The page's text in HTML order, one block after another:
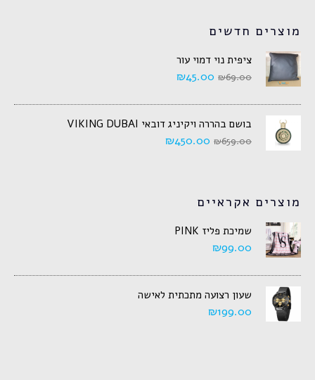
מוצרים חדשים
ציפית נוי דמוי עור
₪69.00
₪45.00
בושם בהררה ויקיניג דובאי VIKING DUBAI
₪659.00
₪450.00
מוצרים אקראיים
שמיכת פליז PINK
₪99.00
שעון רצועה מתכתית לאישה
₪199.00